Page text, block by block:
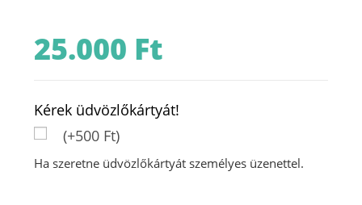
25.000 Ft
Kérek üdvözlőkártyát!
(+500 Ft)
Ha szeretne üdvözlőkártyát személyes üzenettel.